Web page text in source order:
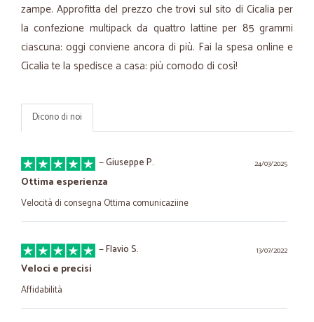
zampe. Approfitta del prezzo che trovi sul sito di Cicalia per
la confezione multipack da quattro lattine per 85 grammi
ciascuna: oggi conviene ancora di più. Fai la spesa online e
Cicalia te la spedisce a casa: più comodo di così!
Dicono di noi
24/03/2025
—Giuseppe P.
Ottima esperienza
Velocità di consegna Ottima comunicaziine
13/07/2022
—Flavio S.
Veloci e precisi
Affidabilità